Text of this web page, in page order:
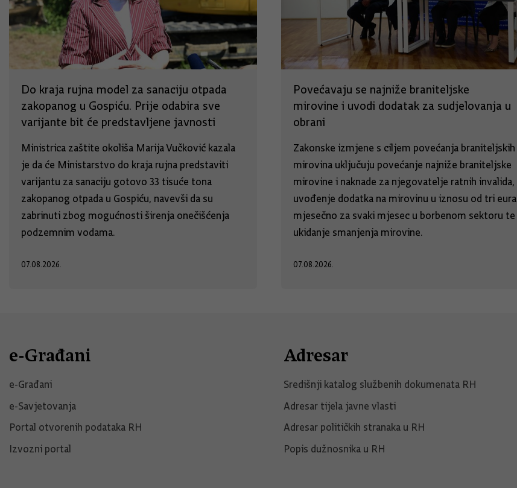
Do kraja rujna model za sanaciju otpada
zakopanog u Gospiću. Prije odabira sve
varijante bit će predstavljene javnosti
Ministrica zaštite okoliša Marija Vučković kazala
je da će Ministarstvo do kraja rujna predstaviti
varijantu za sanaciju gotovo 33 tisuće tona
zakopanog otpada u Gospiću, navevši da su
zabrinuti zbog mogućnosti širenja onečišćenja
podzemnim vodama.
07.08.2026.
Povećavaju se najniže braniteljske
mirovine i uvodi dodatak za sudjelovanja u
obrani
Zakonske izmjene s ciljem povećanja braniteljskih
mirovina uključuju povećanje najniže braniteljske
mirovine i naknade za njegovatelje ratnih invalida,
uvođenje dodatka na mirovinu u iznosu od tri eura
mjesečno za svaki mjesec u borbenom sektoru te
ukidanje smanjenja mirovine.
07.08.2026.
e-Građani
e-Građani
e-Savjetovanja
Portal otvorenih podataka RH
Izvozni portal
Adresar
Središnji katalog službenih dokumenata RH
Adresar tijela javne vlasti
Adresar političkih stranaka u RH
Popis dužnosnika u RH